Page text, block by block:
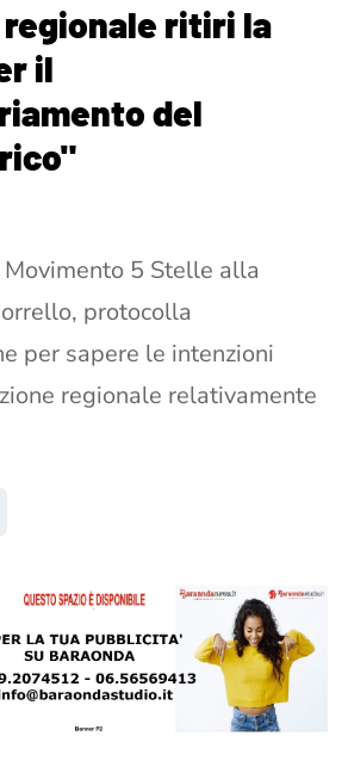
ritiri la
il
del
5 Stelle alla
protocolla
per sapere le intenzioni
regionale relativamente